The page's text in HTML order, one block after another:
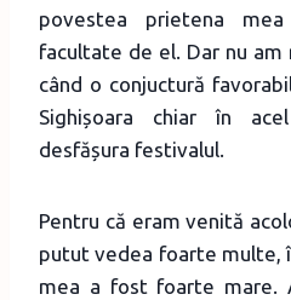
povestea prietena
facultate de el. Dar nu am
când o conjuctură
Sighișoara chiar în
desfășura festivalul.
Pentru că eram venită
putut vedea foarte multe,
mea a fost foarte mare.